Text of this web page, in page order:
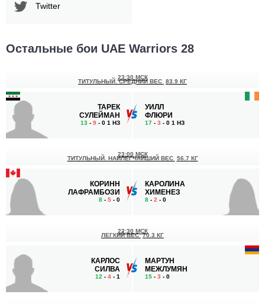
Twitter
Остальные бои UAE Warriors 28
ТАРЕК
СУЛЕЙМАН
13 - 9 - 0 1 НЗ
23:30 МСК
ТИТУЛЬНЫЙ. СРЕДНИЙ ВЕС 83.9 КГ
УИЛЛ
ФЛЮРИ
17 - 3 - 0 1 НЗ
КОРИНН
ЛАФРАМБОЗИ
8 - 5 - 0
23:00 МСК
ТИТУЛЬНЫЙ. НАИЛЕГЧАЙШИЙ ВЕС 56.7 КГ
КАРОЛИНА
ХИМЕНЕЗ
8 - 2 - 0
КАРЛОС
СИЛВА
12 - 4 - 1
22:30 МСК
ЛЕГКИЙ ВЕС 70.3 КГ
МАРТУН
МЕЖЛУМЯН
15 - 3 - 0